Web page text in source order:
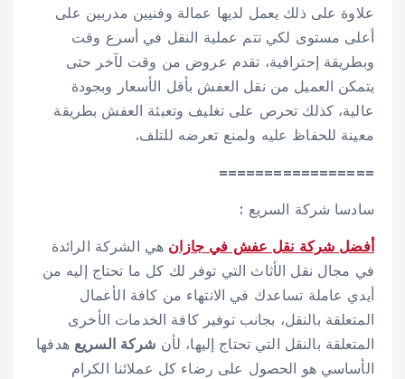
علاوة على ذلك يعمل لديها عمالة وفنيين مدربين على
أعلى مستوى لكي تتم عملية النقل في أسرع وقت
وبطريقة إحترافية، تقدم عروض من وقت لآخر حتى
يتمكن العميل من نقل العفش بأقل الأسعار وبجودة
عالية، كذلك تحرص على تغليف وتعبئة العفش بطريقة
معينة للحفاظ عليه ولمنع تعرضه للتلف.
=================
سادسا شركة السريع :
أفضل شركة نقل عفش في جازان هي الشركة الرائدة
في مجال نقل الأثاث التي توفر لك كل ما تحتاج إليه من
أيدي عاملة تساعدك في الانتهاء من كافة الأعمال
المتعلقة بالنقل، بجانب توفير كافة الخدمات الأخرى
المتعلقة بالنقل التي تحتاج إليها، لأن شركة السريع هدفها
الأساسي هو الحصول على رضاء كل عملائنا الكرام